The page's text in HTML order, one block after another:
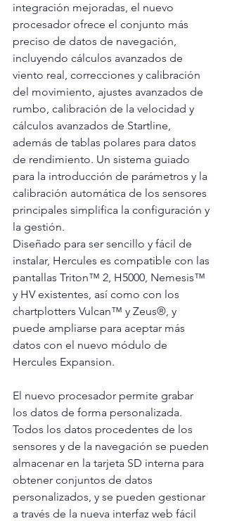
integración mejoradas, el nuevo
procesador ofrece el conjunto más
preciso de datos de navegación,
incluyendo cálculos avanzados de
viento real, correcciones y calibración
del movimiento, ajustes avanzados de
rumbo, calibración de la velocidad y
cálculos avanzados de Startline,
además de tablas polares para datos
de rendimiento. Un sistema guiado
para la introducción de parámetros y la
calibración automática de los sensores
principales simplifica la configuración y
la gestión.
Diseñado para ser sencillo y fácil de
instalar, Hercules es compatible con las
pantallas Triton™ 2, H5000, Nemesis™
y HV existentes, así como con los
chartplotters Vulcan™ y Zeus®, y
puede ampliarse para aceptar más
datos con el nuevo módulo de
Hercules Expansion.
El nuevo procesador permite grabar
los datos de forma personalizada.
Todos los datos procedentes de los
sensores y de la navegación se pueden
almacenar en la tarjeta SD interna para
obtener conjuntos de datos
personalizados, y se pueden gestionar
a través de la nueva interfaz web fácil